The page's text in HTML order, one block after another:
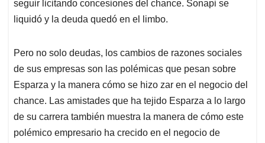
seguir licitando concesiones del chance. Sonapi se
liquidó y la deuda quedó en el limbo.
Pero no solo deudas, los cambios de razones sociales
de sus empresas son las polémicas que pesan sobre
Esparza y la manera cómo se hizo zar en el negocio del
chance. Las amistades que ha tejido Esparza a lo largo
de su carrera también muestra la manera de cómo este
polémico empresario ha crecido en el negocio de